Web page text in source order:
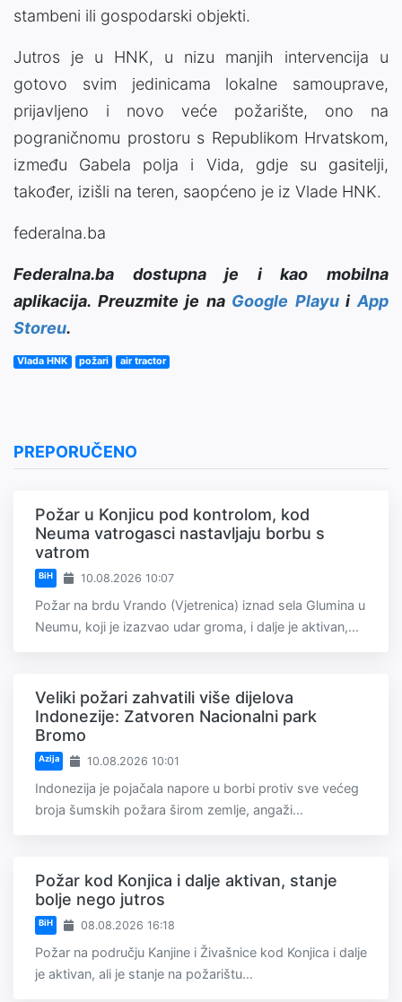
stambeni ili gospodarski objekti.
Jutros je u HNK, u nizu manjih intervencija u
gotovo svim jedinicama lokalne samouprave,
prijavljeno i novo veće požarište, ono na
pograničnomu prostoru s Republikom Hrvatskom,
između Gabela polja i Vida, gdje su gasitelji,
također, izišli na teren, saopćeno je iz Vlade HNK.
federalna.ba
Federalna.ba dostupna je i kao mobilna
aplikacija. Preuzmite je na Google PlayuiApp
Storeu.
Vlada HNK požari air tractor
PREPORUČENO
Požar u Konjicu pod kontrolom, kod
Neuma vatrogasci nastavljaju borbu s
vatrom
BiH 10.08.2026 10:07
Požar na brdu Vrando (Vjetrenica) iznad sela Glumina u
Neumu, koji je izazvao udar groma, i dalje je aktivan,...
Veliki požari zahvatili više dijelova
Indonezije: Zatvoren Nacionalni park
Bromo
Azija 10.08.2026 10:01
Indonezija je pojačala napore u borbi protiv sve većeg
broja šumskih požara širom zemlje, angaži...
Požar kod Konjica i dalje aktivan, stanje
bolje nego jutros
BiH 08.08.2026 16:18
Požar na području Kanjine i Živašnice kod Konjica i dalje
je aktivan, ali je stanje na požarištu...